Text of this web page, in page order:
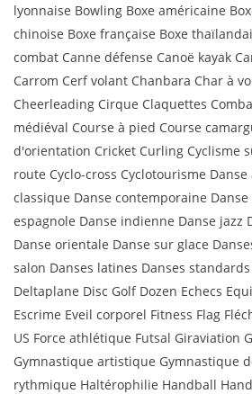
lyonnaise Bowling Boxe américaine
chinoise Boxe française Boxe
combat Canne défense Canoë kayak
Carrom Cerf volant Chanbara Char à
Cheerleading Cirque Claquettes
médiéval Course à pied Course
d'orientation Cricket Curling Cyclisme
route Cyclo-cross Cyclotourisme
classique Danse contemporaine
espagnole Danse indienne Danse jazz
Danse orientale Danse sur glace
salon Danses latines Danses
Deltaplane Disc Golf Dozen Echecs
Escrime Eveil corporel Fitness Flag
US Force athlétique Futsal Giraviation
Gymnastique artistique Gymnastique
rythmique Haltérophilie Handball